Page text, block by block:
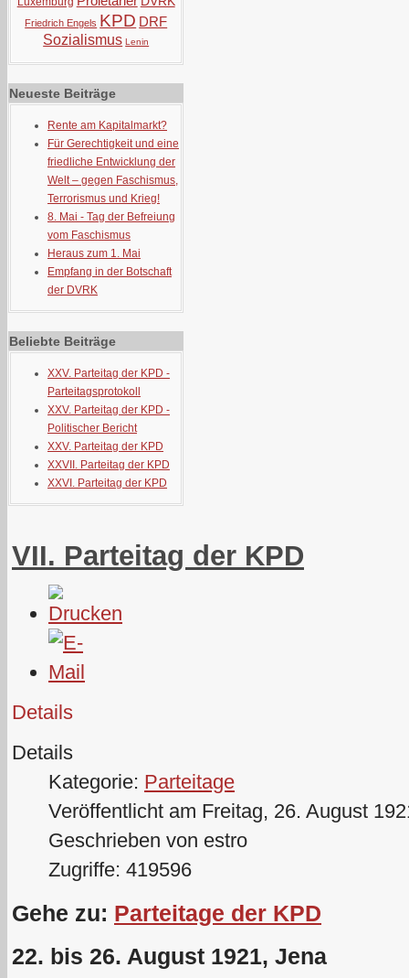
Friedrich Engels KPD DRF
Sozialismus Lenin
Neueste Beiträge
Rente am Kapitalmarkt?
Für Gerechtigkeit und eine
friedliche Entwicklung der
Welt – gegen Faschismus,
Terrorismus und Krieg!
8. Mai - Tag der Befreiung
vom Faschismus
Heraus zum 1. Mai
Empfang in der Botschaft
der DVRK
Beliebte Beiträge
XXV. Parteitag der KPD -
Parteitagsprotokoll
XXV. Parteitag der KPD -
Politischer Bericht
XXV. Parteitag der KPD
XXVII. Parteitag der KPD
XXVI. Parteitag der KPD
VII. Parteitag der KPD
Details
Details
Kategorie: Parteitage
Veröffentlicht am Freitag, 26. August
Geschrieben von estro
Zugriffe: 419596
Gehe zu: Parteitage der KPD
22. bis 26. August 1921, Jena